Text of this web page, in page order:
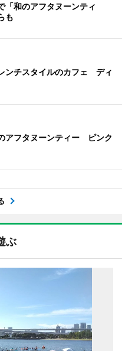
「和のアフタヌーンティ
も
ンチスタイルのカフェ ディ
アフタヌーンティー ピンク
ぶ